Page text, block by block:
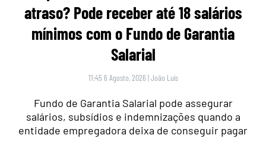
atraso? Pode receber até 18 salários
mínimos com o Fundo de Garantia
Salarial
11:45 6 Agosto, 2026 |João Luís
Fundo de Garantia Salarial pode assegurar
salários, subsídios e indemnizações quando a
entidade empregadora deixa de conseguir pagar